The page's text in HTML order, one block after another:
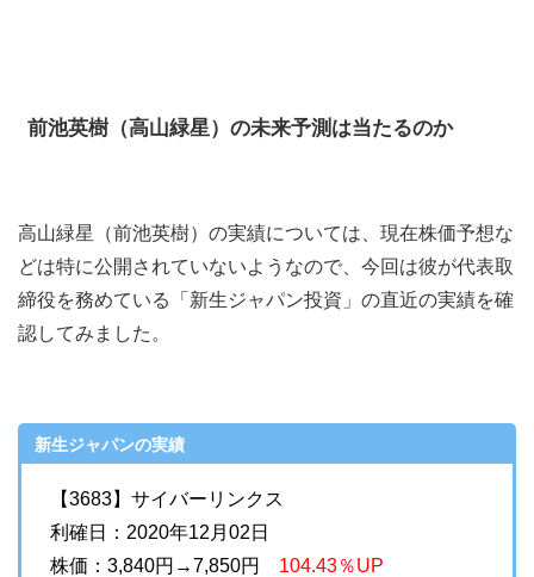
前池英樹（高山緑星）の未来予測は当たるのか
高山緑星（前池英樹）の実績については、現在株価予想な
どは特に公開されていないようなので、今回は彼が代表取
締役を務めている「新生ジャパン投資」の直近の実績を確
認してみました。
新生ジャパンの実績
【3683】サイバーリンクス
利確日：2020年12月02日
株価：3,840円→7,850円 104.43％UP